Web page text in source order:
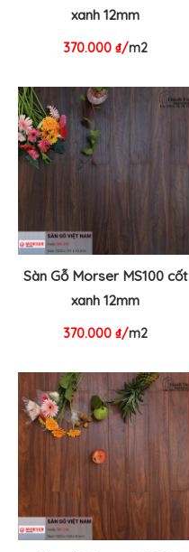
xanh 12mm
370.000 ₫/m2
Sàn Gỗ Morser MS100 cốt
xanh 12mm
370.000 ₫/m2